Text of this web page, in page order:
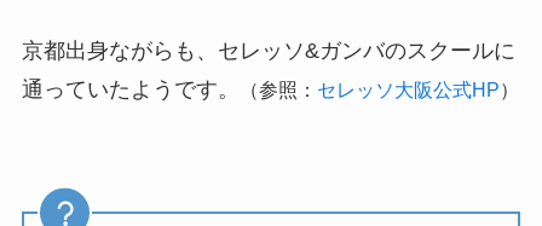
京都出身ながらも、セレッソ&ガンバのスクールに
通っていたようです。
（参照： セレッソ大阪公式HP）